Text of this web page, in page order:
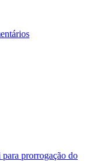
prorrogação do